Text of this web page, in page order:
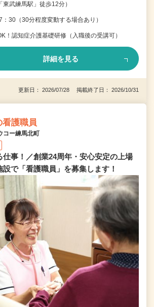
東武練馬駅」徒歩12分）
30（30分程度変動する場合あり）
！認知症介護基礎研修（入職後の受講可）
詳細を見る
更新日： 2026/07/28 掲載終了日： 2026/10/31
看護職員
コー練馬北町
仕事！／創業24周年・安心安定の上場
で「看護職員」を募集します！